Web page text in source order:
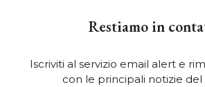
Restiamo in
Iscriviti al servizio email alert e
con le principali notizie del